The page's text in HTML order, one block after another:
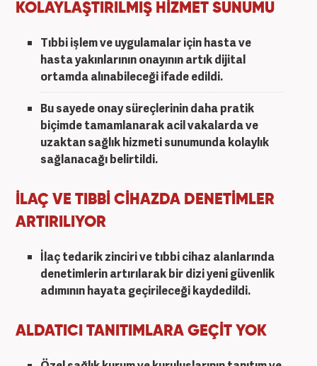
KOLAYLAŞTIRILMIŞ HİZMET SUNUMU
Tıbbi işlem ve uygulamalar için hasta ve
hasta yakınlarının onayının artık dijital
ortamda alınabileceği ifade edildi.
Bu sayede onay süreçlerinin daha pratik
biçimde tamamlanarak acil vakalarda ve
uzaktan sağlık hizmeti sunumunda kolaylık
sağlanacağı belirtildi.
İLAÇ VE TIBBİ CİHAZDA DENETİMLER
ARTIRILIYOR
İlaç tedarik zinciri ve tıbbi cihaz alanlarında
denetimlerin artırılarak bir dizi yeni güvenlik
adımının hayata geçirileceği kaydedildi.
ALDATICI TANITIMLARA GEÇİT YOK